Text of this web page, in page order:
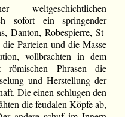
sofort ein springender
Danton, Robespierre, St-
Parteien und die Masse
vollbrachten in dem
Phrasen die
und Herstellung der
Die einen schlugen den
die feudalen Köpfe ab,